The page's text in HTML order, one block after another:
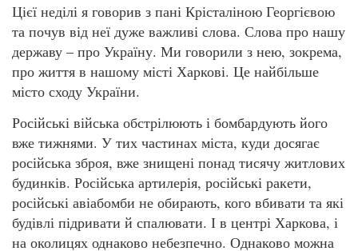
Цієї неділі я говорив з пані Крісталіною Георгієвою
та почув від неї дуже важливі слова. Слова про нашу
державу – про Україну. Ми говорили з нею, зокрема,
про життя в нашому місті Харкові. Це найбільше
місто сходу України.
Російські війська обстрілюють і бомбардують його
вже тижнями. У тих частинах міста, куди досягає
російська зброя, вже знищені понад тисячу житлових
будинків. Російська артилерія, російські ракети,
російські авіабомби не обирають, кого вбивати та які
будівлі підривати й спалювати. І в центрі Харкова, і
на околицях однаково небезпечно. Однаково можна